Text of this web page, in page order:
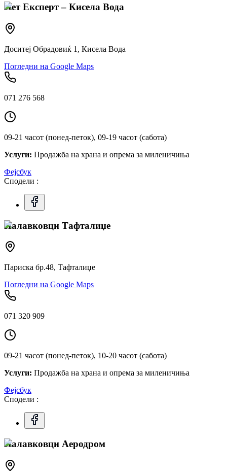
Пет Експерт – Кисела Вода
Доситеј Обрадовиќ 1, Кисела Вода
Погледни на Google Maps
071 276 568
09-21 часот (понед-петок), 09-19 часот (сабота)
Услуги: Продажба на храна и опрема за миленичиња
Фејсбук
Сподели :
Палавковци Тафталиџе
Париска бр.48, Тафталиџе
Погледни на Google Maps
071 320 909
09-21 часот (понед-петок), 10-20 часот (сабота)
Услуги: Продажба на храна и опрема за миленичиња
Фејсбук
Сподели :
Палавковци Аеродром